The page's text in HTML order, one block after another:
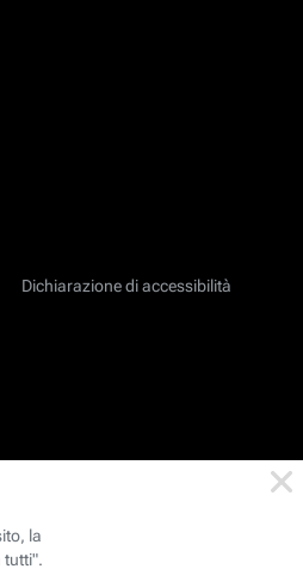
Dichiarazione di accessibilità